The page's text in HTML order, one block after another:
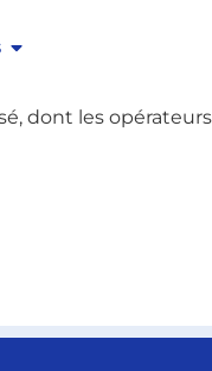
que nous
dont les